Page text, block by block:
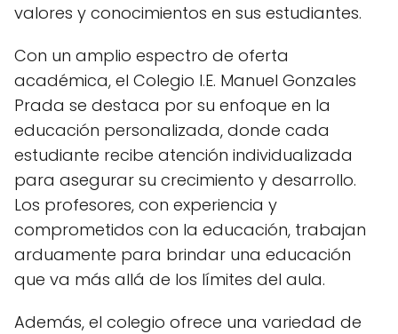
valores y conocimientos en sus estudiantes.
Con un amplio espectro de oferta
académica, el Colegio I.E. Manuel Gonzales
Prada se destaca por su enfoque en la
educación personalizada, donde cada
estudiante recibe atención individualizada
para asegurar su crecimiento y desarrollo.
Los profesores, con experiencia y
comprometidos con la educación, trabajan
arduamente para brindar una educación
que va más allá de los límites del aula.
Además, el colegio ofrece una variedad de